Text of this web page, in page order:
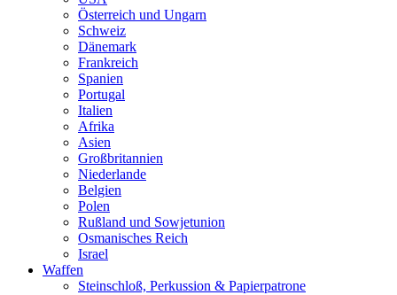
Österreich und Ungarn
Schweiz
Dänemark
Frankreich
Spanien
Portugal
Italien
Afrika
Asien
Großbritannien
Niederlande
Belgien
Polen
Rußland und Sowjetunion
Osmanisches Reich
Israel
Waffen
Steinschloß, Perkussion & Papierpatrone